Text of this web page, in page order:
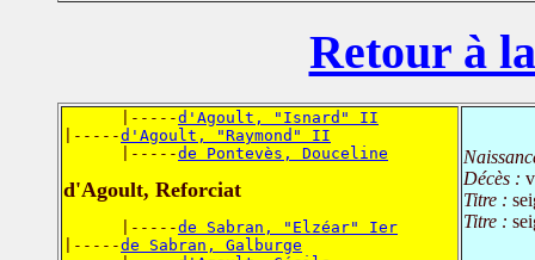
Retour à
      |-----
d'Agoult, "Isnard" II
|-----d'Agoult, "Raymond" II
      |-----
de Pontevès, Douceline
d'Agoult, Reforciat
      |-----
de Sabran, "Elzéar" Ier
|-----de Sabran, Galburge
Décès :
Titre :
Titre :